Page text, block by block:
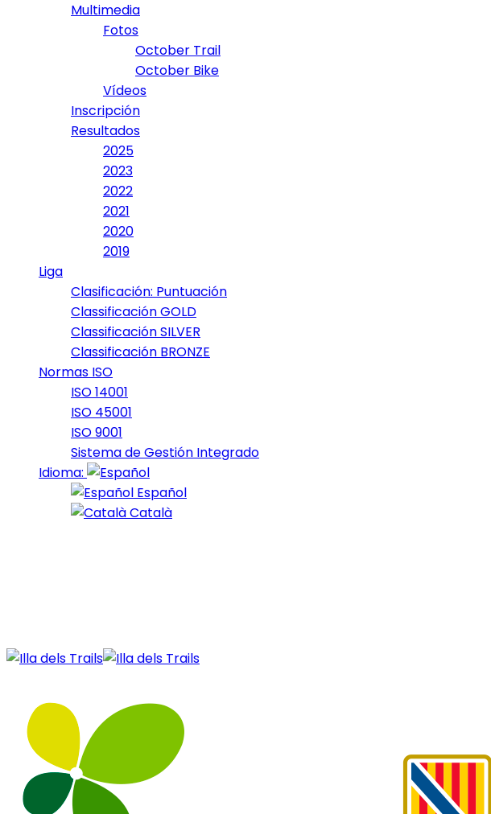
Multimedia
Fotos
October Trail
October Bike
Vídeos
Inscripción
Resultados
2025
2023
2022
2021
2020
2019
Liga
Clasificación: Puntuación
Classificación GOLD
Classificación SILVER
Classificación BRONZE
Normas ISO
ISO 14001
ISO 45001
ISO 9001
Sistema de Gestión Integrado
Idioma:
Español
Català